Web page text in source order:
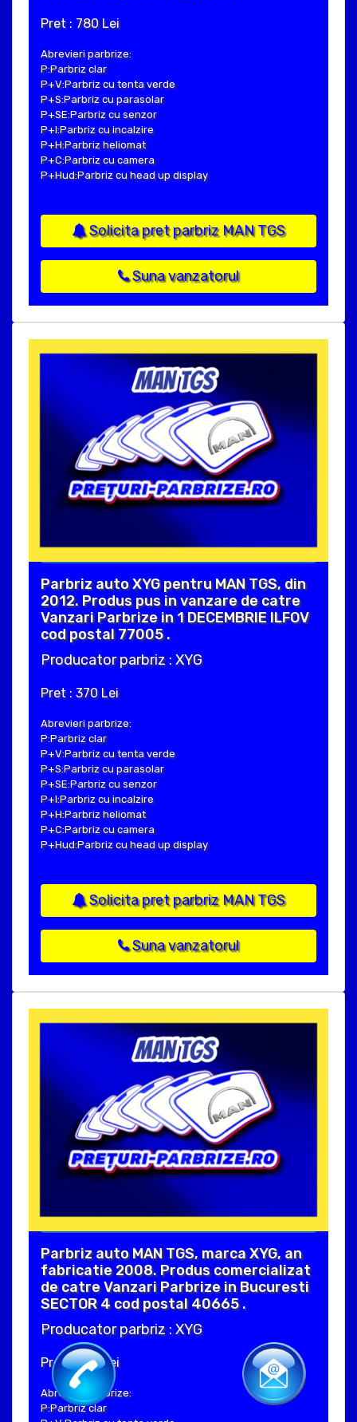
Pret : 780 Lei
Abrevieri parbrize:
P:Parbriz clar
P+V:Parbriz cu tenta verde
P+S:Parbriz cu parasolar
P+SE:Parbriz cu senzor
P+I:Parbriz cu incalzire
P+H:Parbriz heliomat
P+C:Parbriz cu camera
P+Hud:Parbriz cu head up display
Solicita pret parbriz MAN TGS
Suna vanzatorul
Parbriz auto XYG pentru MAN TGS, din
2012. Produs pus in vanzare de catre
Vanzari Parbrize in 1 DECEMBRIE ILFOV
cod postal 77005 .
Producator parbriz : XYG
Pret : 370 Lei
Abrevieri parbrize:
P:Parbriz clar
P+V:Parbriz cu tenta verde
P+S:Parbriz cu parasolar
P+SE:Parbriz cu senzor
P+I:Parbriz cu incalzire
P+H:Parbriz heliomat
P+C:Parbriz cu camera
P+Hud:Parbriz cu head up display
Solicita pret parbriz MAN TGS
Suna vanzatorul
Parbriz auto MAN TGS, marca XYG, an
fabricatie 2008. Produs comercializat
de catre Vanzari Parbrize in Bucuresti
SECTOR 4 cod postal 40665 .
Producator parbriz : XYG
Pret : 450 Lei
Abrevieri parbrize:
P:Parbriz clar